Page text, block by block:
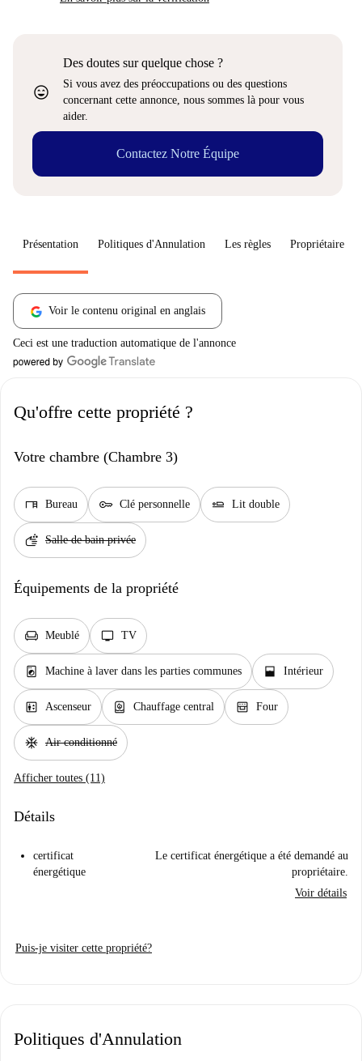
sentiment_very_satisfied
Des doutes sur quelque chose ?
Si vous avez des préoccupations ou des questions
concernant cette annonce, nous sommes là pour vous
aider.
Contactez Notre Équipe
Présentation Politiques d'Annulation Les règles Propriétaire
Voir le contenu original en anglais
Ceci est une traduction automatique de l'annonce
Qu'offre cette propriété ?
Votre chambre (Chambre 3)
desk Bureau key Clé personnelle airline_seat_flat Lit double
soap Salle de bain privée
Équipements de la propriété
chair Meublé tv TV
local_laundry_service Machine à laver dans les parties communes window_open Intérieur
elevator Ascenseur water_heater Chauffage central oven_gen Four
ac_unit Air conditionné
Afficher toutes (11)
Détails
certificat
énergétique
Le certificat énergétique a été demandé au
propriétaire.
Voir détails
Puis-je visiter cette propriété?
Politiques d'Annulation